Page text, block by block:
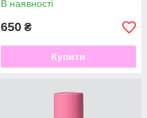
В наявності
650 ₴
Купити